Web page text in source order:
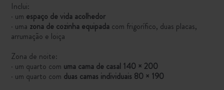
Inclui:
· um espaço de vida acolhedor
· uma zona de cozinha equipada com frigorífico, duas placas,
arrumação e loiça
Zona de noite:
· um quarto com uma cama de casal 140 × 200
· um quarto com duas camas individuais 80 × 190